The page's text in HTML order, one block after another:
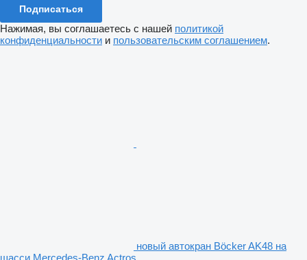
Подписаться
Нажимая, вы соглашаетесь с нашей политикой
конфиденциальности и пользовательским соглашением.
новый автокран Böcker AK48 на
шасси Mercedes-Benz Actros